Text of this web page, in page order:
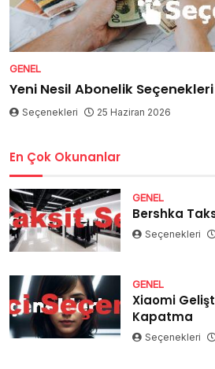
GENEL
Yeni Nesil Abonelik Seçenekleri
Seçenekleri 25 Haziran 2026
En Çok Okunanlar
GENEL
Bershka
Seçenekleri
GENEL
Xiaomi
Kapatma
Seçenekleri